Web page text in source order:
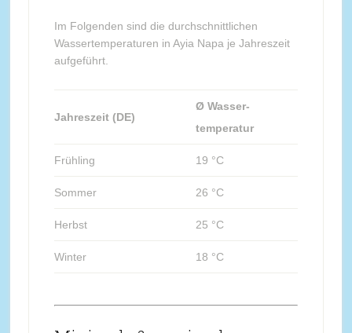
Im Folgenden sind die durchschnittlichen
Wassertemperaturen in Ayia Napa je Jahreszeit
aufgeführt.
Jahreszeit (DE)
Ø Wasser-
temperatur
Frühling 19 °C
Sommer 26 °C
Herbst 25 °C
Winter 18 °C